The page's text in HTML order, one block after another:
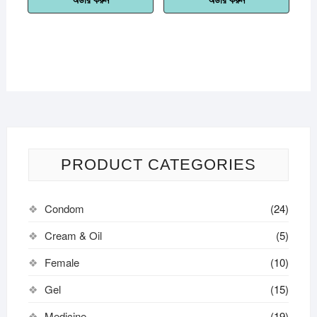
PRODUCT CATEGORIES
Condom
(24)
Cream & Oil
(5)
Female
(10)
Gel
(15)